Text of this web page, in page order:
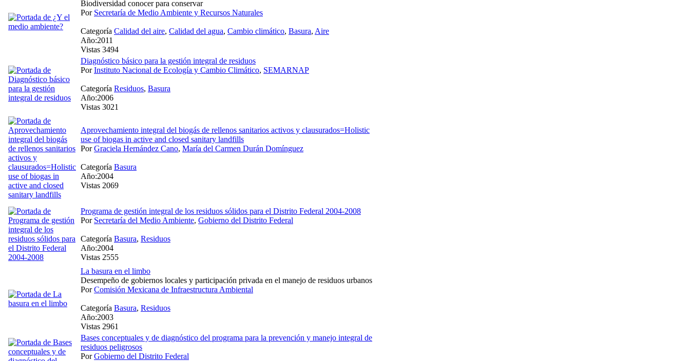
Biodiversidad conocer para conservar
Por Secretaría de Medio Ambiente y Recursos Naturales
Categoría Calidad del aire, Calidad del agua, Cambio climático, Basura, Aire
Año:2011
Vistas 3494
Diagnóstico básico para la gestión integral de residuos
PorInstituto Nacional de Ecología y Cambio Climático, SEMARNAP
Categoría Residuos, Basura
Año:2006
Vistas 3021
Aprovechamiento integral del biogás de rellenos sanitarios activos y clausurados=Holistic
use of biogas in active and closed sanitary landfills
PorGraciela Hernández Cano, María del Carmen Durán Domínguez
Categoría Basura
Año:2004
Vistas 2069
Programa de gestión integral de los residuos sólidos para el Distrito Federal 2004-2008
Por Secretaría del Medio Ambiente, Gobierno del Distrito Federal
Categoría Basura, Residuos
Año:2004
Vistas 2555
La basura en el limbo
Desempeño de gobiernos locales y participación privada en el manejo de residuos urbanos
PorComisión Mexicana de Infraestructura Ambiental
Categoría Basura, Residuos
Año:2003
Vistas 2961
Bases conceptuales y de diagnóstico del programa para la prevención y manejo integral de
residuos peligrosos
PorGobierno del Distrito Federal